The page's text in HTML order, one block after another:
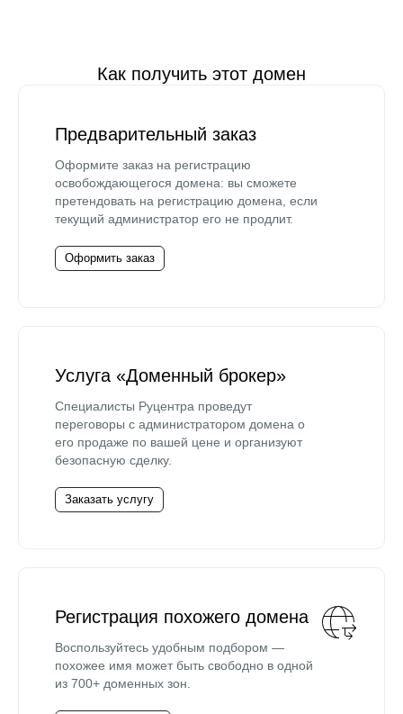
Как получить этот домен
Предварительный заказ
Оформите заказ на регистрацию
освобождающегося домена: вы сможете
претендовать на регистрацию домена, если
текущий администратор его не продлит.
Оформить заказ
Услуга «Доменный брокер»
Специалисты Руцентра проведут
переговоры с администратором домена о
его продаже по вашей цене и организуют
безопасную сделку.
Заказать услугу
Регистрация похожего домена
Воспользуйтесь удобным подбором —
похожее имя может быть свободно в одной
из 700+ доменных зон.